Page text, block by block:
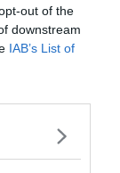
out of the
downstream
IAB’s List of
i
mycket bättre i